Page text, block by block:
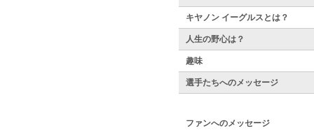
キヤノン イーグルスとは？
人生の野心は？
趣味
選手たちへのメッセージ
ファンへのメッセージ